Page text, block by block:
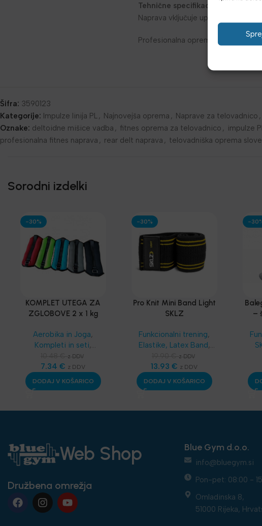
Tehnične specifikacije:
Dimenzije
Naprava vključuje uporabniški
Profesionalna oprema za
Šifra: 3590123
Kategorije: Impulze linija PL, Najnovejša oprema , Naprave za telovadnico ,
Oznake: deltoidne mišice vadba , fitnes oprema za telovadnico , impulze
profesionalna fitnes naprava , rear delt naprava , telovadniška oprema
Sorodni izdelki
-30%
KOMPLET UTEGA ZA
ZGLOBOVE 2 x 1 kg
Aerobika in Joga,
Kompleti in seti,
Najnovejša oprema
z DDV
7.34€ z DDV
DODAJ V KOŠARICO
-30%
Pro Knit Mini Band Light
SKLZ
Funkcionalni trening,
Elastike, Latex Band,
SKLZ Funkcionalni
trening, Aerobika in
Joga , Najnovejša
z DDV
13.93€ z DDV
DODAJ V KOŠARICO
-
–
Web Shop
Družbena omrežja
Blue Gym d.o.o.
info@bluegym.si
Pon-pet: 08:00 -
Omladinska 8,
51000 Rijeka,